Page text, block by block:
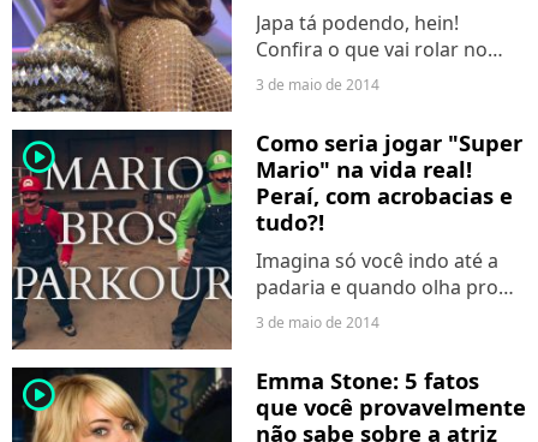
Japa tá podendo, hein!
Confira o que vai rolar no
"Programa da Sabrina"!
3 de maio de 2014
player2
Como seria jogar "Super
Mario" na vida real!
Peraí, com acrobacias e
tudo?!
Imagina só você indo até a
padaria e quando olha pro
lado tem um Mario pulando
3 de maio de 2014
player2
Emma Stone: 5 fatos
que você provavelmente
não sabe sobre a atriz